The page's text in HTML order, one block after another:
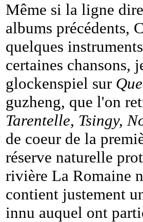
Même si la ligne
albums précédents,
quelques
certaines chansons,
glockenspiel sur
guzheng, que l'on
Tarentelle, Tsingy,
de coeur de la
réserve naturelle
rivière La Romaine
contient justement
innu auquel ont